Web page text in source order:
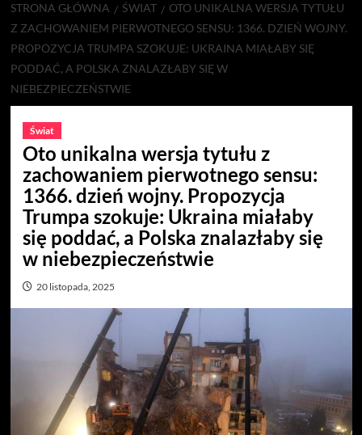
STRONA GŁÓWNA ŚWIAT
OTO UNIKALNA WERSJA TYTUŁU
Z ZACHOWANIEM PIERWOTNEGO SENSU: 1366. DZIEŃ WOJNY.
PROPOZYCJA TRUMPA SZOKUJE: UKRAINA MIAŁABY SIĘ
PODDAĆ, A POLSKA ZNALAZŁABY SIĘ W
NIEBEZPIECZEŃSTWIE
Świat
Oto unikalna wersja tytułu z
zachowaniem pierwotnego sensu:
1366. dzień wojny. Propozycja
Trumpa szokuje: Ukraina miałaby
się poddać, a Polska znalazłaby się
w niebezpieczeństwie
20 listopada, 2025